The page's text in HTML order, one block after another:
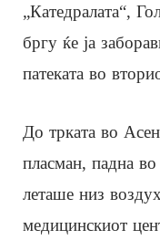
„Катедралата“,
бргу ќе ја
патеката во
До трката во
пласман, падна
леташе низ
медицинскиот